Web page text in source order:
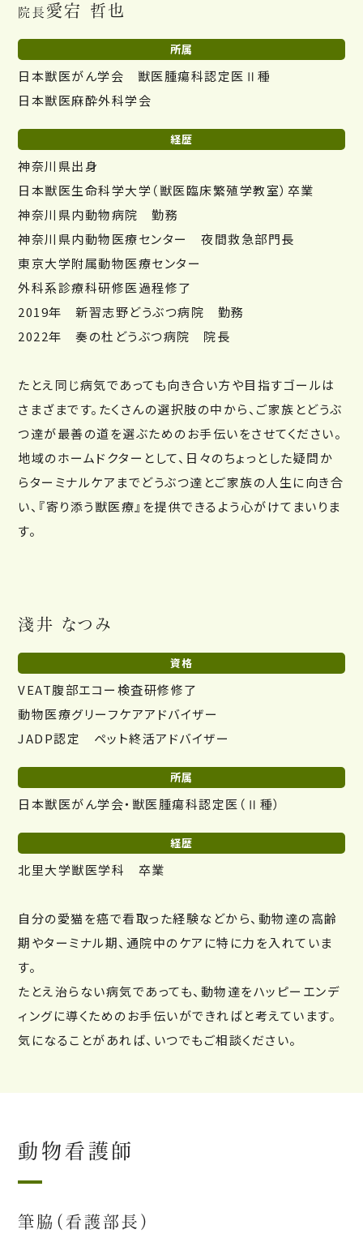
院長 愛宕 哲也
所属
日本獣医がん学会 獣医腫瘍科認定医Ⅱ種
日本獣医麻酔外科学会
経歴
神奈川県出身
日本獣医生命科学大学（獣医臨床繁殖学教室）卒業
神奈川県内動物病院 勤務
神奈川県内動物医療センター 夜間救急部門長
東京大学附属動物医療センター
外科系診療科研修医過程修了
2019年 新習志野どうぶつ病院 勤務
2022年 奏の杜どうぶつ病院 院長
たとえ同じ病気であっても向き合い方や目指すゴールは
さまざまです。たくさんの選択肢の中から、ご家族とどうぶ
つ達が最善の道を選ぶためのお手伝いをさせてください。
地域のホームドクターとして、日々のちょっとした疑問か
らターミナルケアまでどうぶつ達とご家族の人生に向き合
い、『寄り添う獣医療』を提供できるよう心がけてまいりま
す。
淺井 なつみ
資格
VEAT腹部エコー検査研修修了
動物医療グリーフケアアドバイザー
JADP認定 ペット終活アドバイザー
所属
日本獣医がん学会・獣医腫瘍科認定医（Ⅱ種）
経歴
北里大学獣医学科 卒業
自分の愛猫を癌で看取った経験などから、動物達の高齢
期やターミナル期、通院中のケアに特に力を入れていま
す。
たとえ治らない病気であっても、動物達をハッピーエンデ
ィングに導くためのお手伝いができればと考えています。
気になることがあれば、いつでもご相談ください。
動物看護師
筆脇（看護部長）